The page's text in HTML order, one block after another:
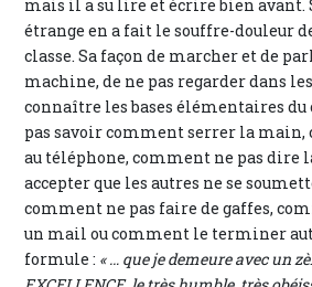
mais il a su lire et écrire bien
étrange en a fait le souffre-douleur
classe. Sa façon de marcher et de
machine, de ne pas regarder dans
connaître les bases élémentaires du
pas savoir comment serrer la
au téléphone, comment ne pas dire
accepter que les autres ne se
comment ne pas faire de gaffes,
un mail ou comment le terminer
formule : « … que je demeure avec un